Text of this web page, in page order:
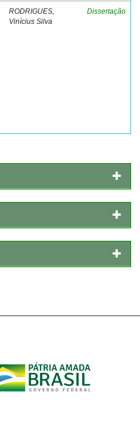
RODRIGUES,
Vinícius Silva
Dissertação